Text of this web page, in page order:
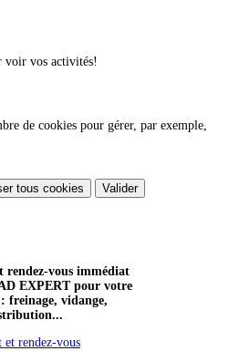
voir vos activités!
de cookies pour gérer, par exemple,
tous cookies Valider
rendez-vous immédiat
EXPERT pour votre
freinage, vidange,